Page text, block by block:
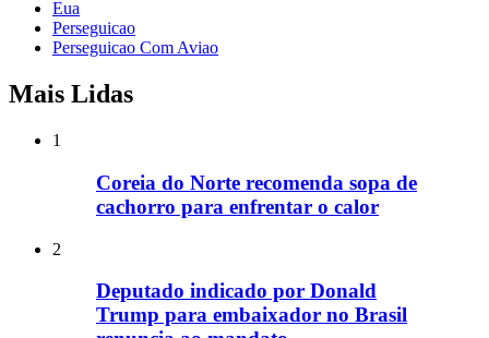
Eua
Perseguicao
Perseguicao Com Aviao
Mais Lidas
1
Coreia do Norte recomenda sopa de
cachorro para enfrentar o calor
2
Deputado indicado por Donald
Trump para embaixador no Brasil